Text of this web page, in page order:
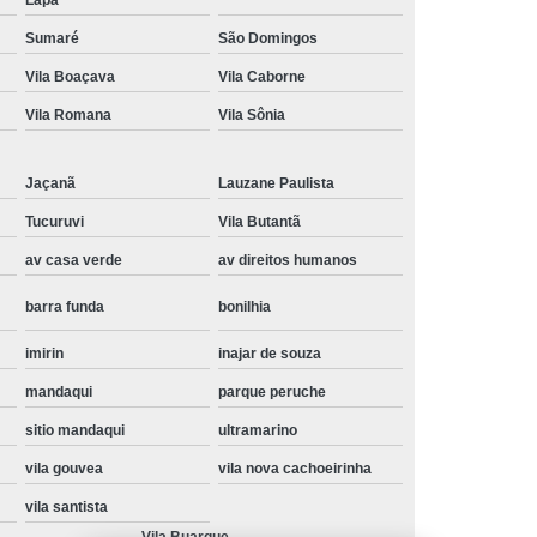
Instalação de Maquina de Lavar Samsung
Instalação Maquina de Lavar Roupa
Instalação Maquina Lavar e Seca
Maquina de Lavar Roupa Instalação
Instalação de Lava e Seca
Instalação de Maquina Lava e Seca
e Seca Samsung
Instalação Lava Seca
Maquina Lava e Seca Samsung
Lava e Seca Instalação
Samsung Instalação Lava e Seca
a Gas
Manutenção de Fogão Cooktop
Manutenção em Fogão
Sumaré São Domingos
Vila Boaçava Vila Caborne
Vila Romana Vila Sônia
Jaçanã Lauzane Paulista
Tucuruvi Vila Butantã
av casa verde av direitos humanos
barra funda bonilhia
imirin inajar de souza
mandaqui parque peruche
sitio mandaqui ultramarino
vila gouvea vila nova cachoeirinha
vila santista